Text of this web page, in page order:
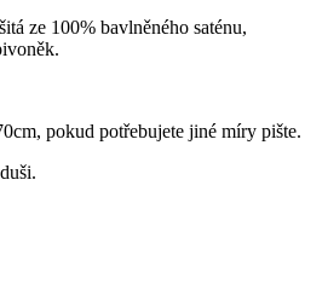
ze 100% bavlněného saténu,
pokud potřebujete jiné míry pište.